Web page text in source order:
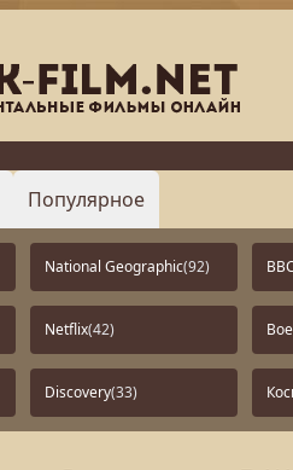
Популярное
National Geographic(92) BBC
Netflix(42)
Discovery(33)